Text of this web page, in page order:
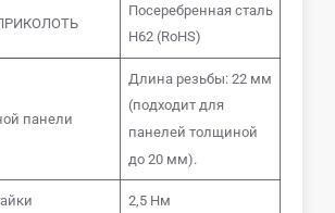
Посеребренная сталь
H62 (RoHS)
панели
Длина резьбы: 22 мм
(подходит для
панелей толщиной
до 20 мм).
2,5 Нм